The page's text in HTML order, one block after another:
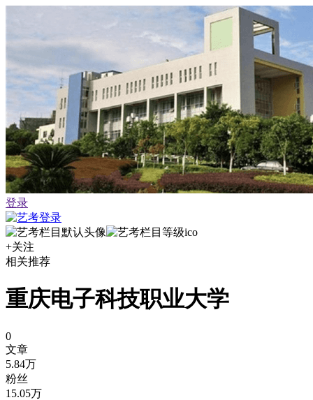
登录
+关注
相关推荐
重庆电子科技职业大学
0
文章
5.84万
粉丝
15.05万